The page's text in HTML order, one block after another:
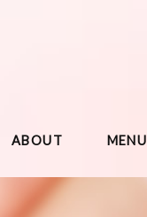
ABOUT MENU